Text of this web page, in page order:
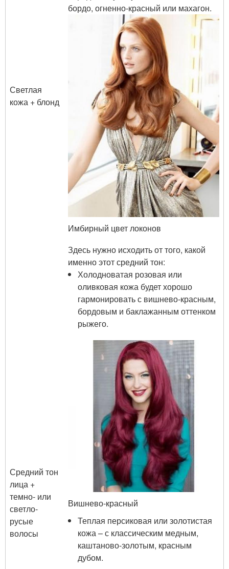
Светлая
кожа + блонд
бордо, огненно-красный или махагон.
Имбирный цвет локонов
Средний тон
лица +
темно- или
светло-
русые
волосы
Здесь нужно исходить от того, какой
именно этот средний тон:
Холодноватая розовая или
оливковая кожа будет хорошо
гармонировать с вишнево-красным,
бордовым и баклажанным оттенком
рыжего.
Вишнево-красный
Теплая персиковая или золотистая
кожа – с классическим медным,
каштаново-золотым, красным
дубом.